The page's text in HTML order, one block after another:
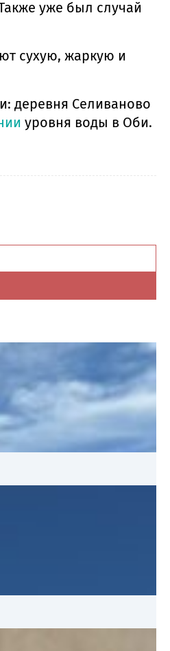
уже был случай
сухую, жаркую и
деревня Селиваново
уровня воды в Оби.